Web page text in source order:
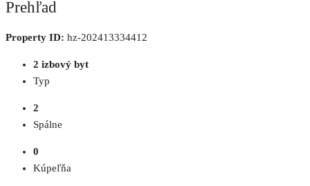
Prehľad
Property ID: hz-202413334412
2 izbový byt
Typ
2
Spálne
0
Kúpeľňa